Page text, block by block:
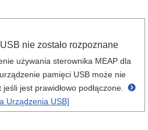
nie zostało rozpoznane
używania sterownika MEAP dla
pamięci USB może nie
jest prawidłowo podłączone.
Urządzenia USB]